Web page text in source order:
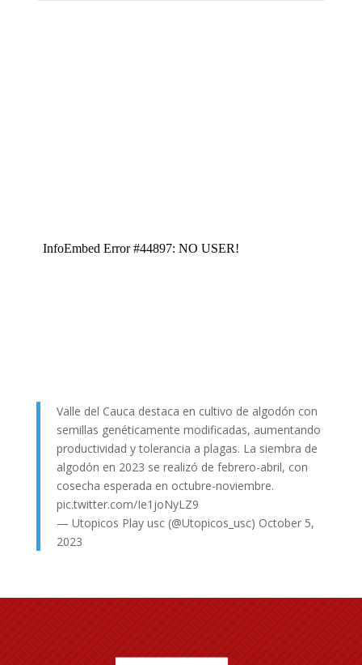
Valle del Cauca destaca en cultivo de algodón con
semillas genéticamente modificadas, aumentando
productividad y tolerancia a plagas. La siembra de
algodón en 2023 se realizó de febrero-abril, con
cosecha esperada en octubre-noviembre.
pic.twitter.com/Ie1joNyLZ9
— Utopicos Play usc (@Utopicos_usc) October 5,
2023